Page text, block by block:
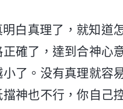
白真理了，就知道
確了，達到合神心
了。没有真理就容
神也不行，你自己